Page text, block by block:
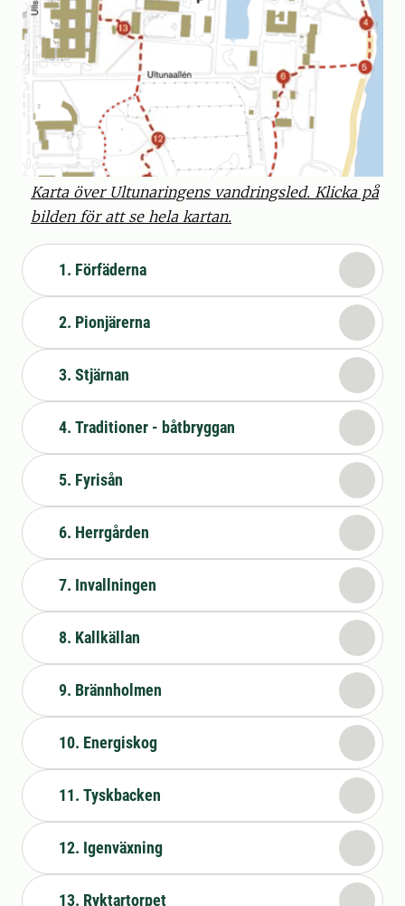
Karta över Ultunaringens vandringsled. Klicka på
bilden för att se hela kartan.
1. Förfäderna
2. Pionjärerna
3. Stjärnan
4. Traditioner - båtbryggan
5. Fyrisån
6. Herrgården
7. Invallningen
8. Kallkällan
9. Brännholmen
10. Energiskog
11. Tyskbacken
12. Igenväxning
13. Ryktartorpet